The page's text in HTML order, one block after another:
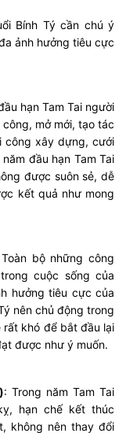
Bính Tý cần chú ý
ảnh hưởng tiêu cực
hạn Tam Tai người
mở mới, tạo tác
công xây dựng, cưới
đầu hạn Tam Tai
được suôn sẻ, dễ
kết quả như mong
bộ những công
cuộc sống của
hưởng tiêu cực của
nên chủ động trong
rất khó để bắt đầu lại
được như ý muốn.
: Trong năm Tam Tai
hạn chế kết thúc
không nên thay đổi